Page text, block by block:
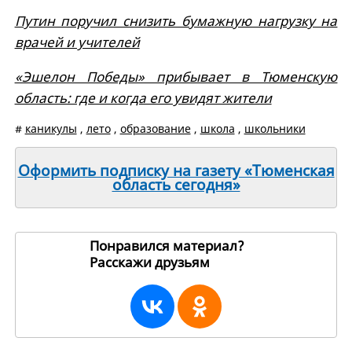
Путин поручил снизить бумажную нагрузку на
врачей и учителей
«Эшелон Победы» прибывает в Тюменскую
область: где и когда его увидят жители
# каникулы , лето, образование, школа , школьники
Оформить подписку на газету «Тюменская
область сегодня»
Понравился материал?
Расскажи друзьям